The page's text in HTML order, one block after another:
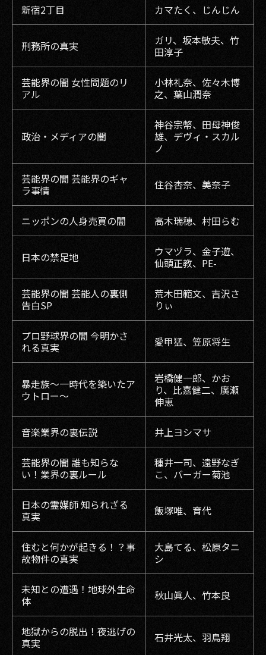
新宿2丁目 カマたく、じんじん
刑務所の真実
ガリ、坂本敏夫、竹
田淳子
芸能界の闇 女性問題のリ
アル
小林礼奈、佐々木博
之、葉山潤奈
政治・メディアの闇
神谷宗幣、田母神俊
雄、デヴィ・スカル
ノ
芸能界の闇 芸能界のギャ
ラ事情
住谷杏奈、美奈子
ニッポンの人身売買の闇 高木瑞穂、村田らむ
日本の禁足地
ウマヅラ、金子遊、
仙頭正教、PE-
芸能界の闇 芸能人の裏側
告白SP
荒木田範文、吉沢さ
りぃ
プロ野球界の闇 今明かさ
れる真実
愛甲猛、笠原将生
暴走族〜一時代を築いたア
ウトロー〜
岩橋健一郎、かお
り、比嘉健二、廣瀬
伸恵
音楽業界の裏伝説 井上ヨシマサ
芸能界の闇 誰も知らな
い！業界の裏ルール
種井一司、遠野なぎ
こ、バーガー菊池
日本の霊媒師 知られざる
真実
飯塚唯、育代
住むと何かが起きる！？事
故物件の真実
大島てる、松原タニ
シ
未知との遭遇！地球外生命
体
秋山眞人、竹本良
地獄からの脱出！夜逃げの
真実
石井光太、羽鳥翔